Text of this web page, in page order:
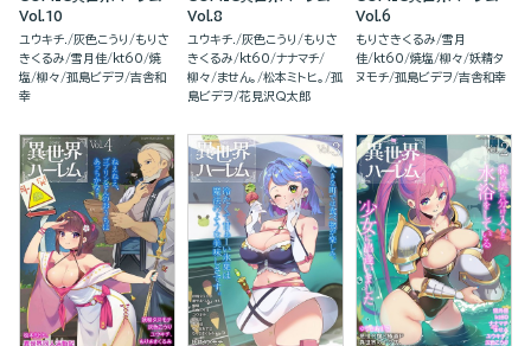
Vol.10
ユウキチ. 灰色こうり
もりさ
きくるみ 雪月佳 kt60 焼
塩 柳々 孤島ビデヲ 吉舎和
幸
Vol.8
ユウキチ. 灰色こうり
もりさ
きくるみ
kt60 ナナマチ
柳々
ません。 松本ミトヒ。
孤
島ビデヲ 花見沢Q太郎
Vol.6
もりさきくるみ 雪月
佳
kt60 焼塩 柳々 妖精タ
ヌモチ 孤島ビデヲ 吉舎和幸